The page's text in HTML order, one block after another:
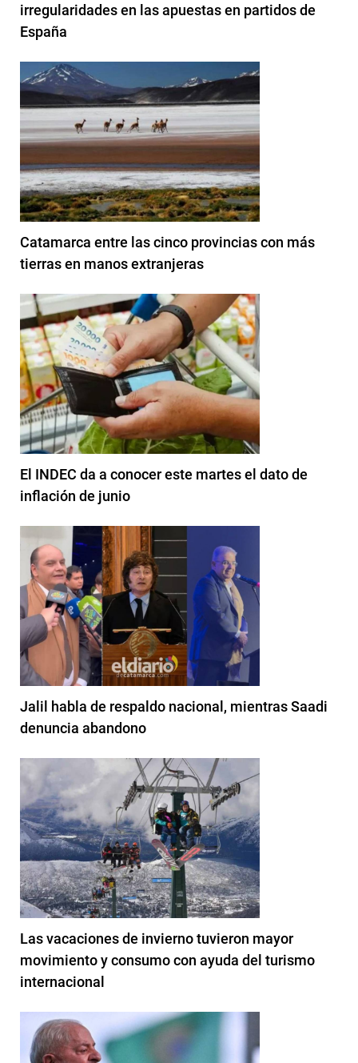
irregularidades en las apuestas en partidos de
España
Catamarca entre las cinco provincias con más
tierras en manos extranjeras
El INDEC da a conocer este martes el dato de
inflación de junio
Jalil habla de respaldo nacional, mientras Saadi
denuncia abandono
Las vacaciones de invierno tuvieron mayor
movimiento y consumo con ayuda del turismo
internacional